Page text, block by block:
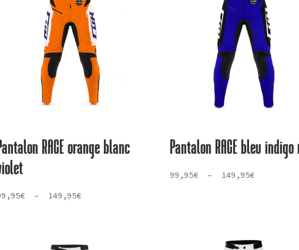
RACE orange blanc
€ – 149,95€Plage
Pantalon RACE bleu
99,95€ – 149,95€Plage
149,95€